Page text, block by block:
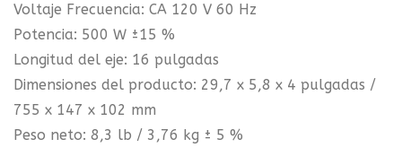
Voltaje Frecuencia: CA 120 V 60 Hz
Potencia: 500 W ±15 %
Longitud del eje: 16 pulgadas
Dimensiones del producto: 29,7 x 5,8 x 4 pulgadas /
755 x 147 x 102 mm
Peso neto: 8,3 lb / 3,76 kg ± 5 %